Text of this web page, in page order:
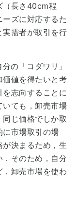
（長さ40cm程
ズに対応するた
需者が取引を行
の「コダワリ」
価値を得たいと考
志向することに
いても，卸売市場
じ価格でしか取
に市場取引の場
決まるため，生
そのため，自分
卸売市場を使わ